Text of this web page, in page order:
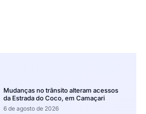
Mudanças no trânsito alteram acessos
da Estrada do Coco, em Camaçari
6 de agosto de 2026